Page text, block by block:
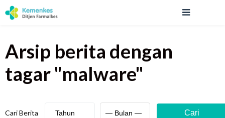
Arsip berita dengan
tagar "malware"
Cari Berita Cari